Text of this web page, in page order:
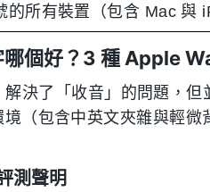
的所有裝置（包含 Mac 與
個好？3 種 Apple
決了「收音」的問題，
境（包含中英文夾雜與輕
測聲明